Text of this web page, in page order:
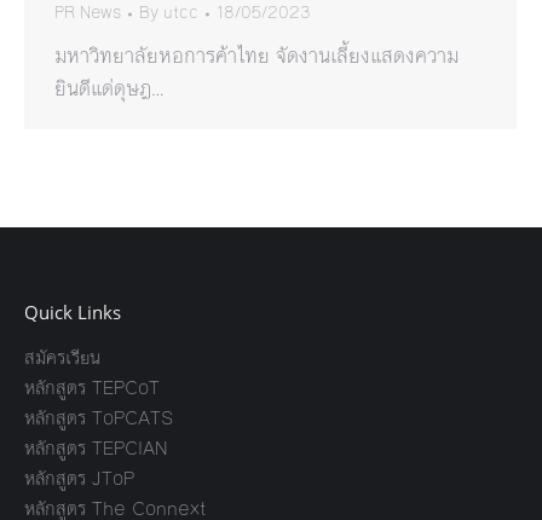
PR News By utcc 18/05/2023
มหาวิทยาลัยหอการค้าไทย จัดงานเลี้ยงแสดงความ
ยินดีแด่ดุษฎ…
Quick Links
สมัครเรียน
หลักสูตร TEPCoT
หลักสูตร ToPCATS
หลักสูตร TEPCIAN
หลักสูตร JToP
หลักสูตร The Connext